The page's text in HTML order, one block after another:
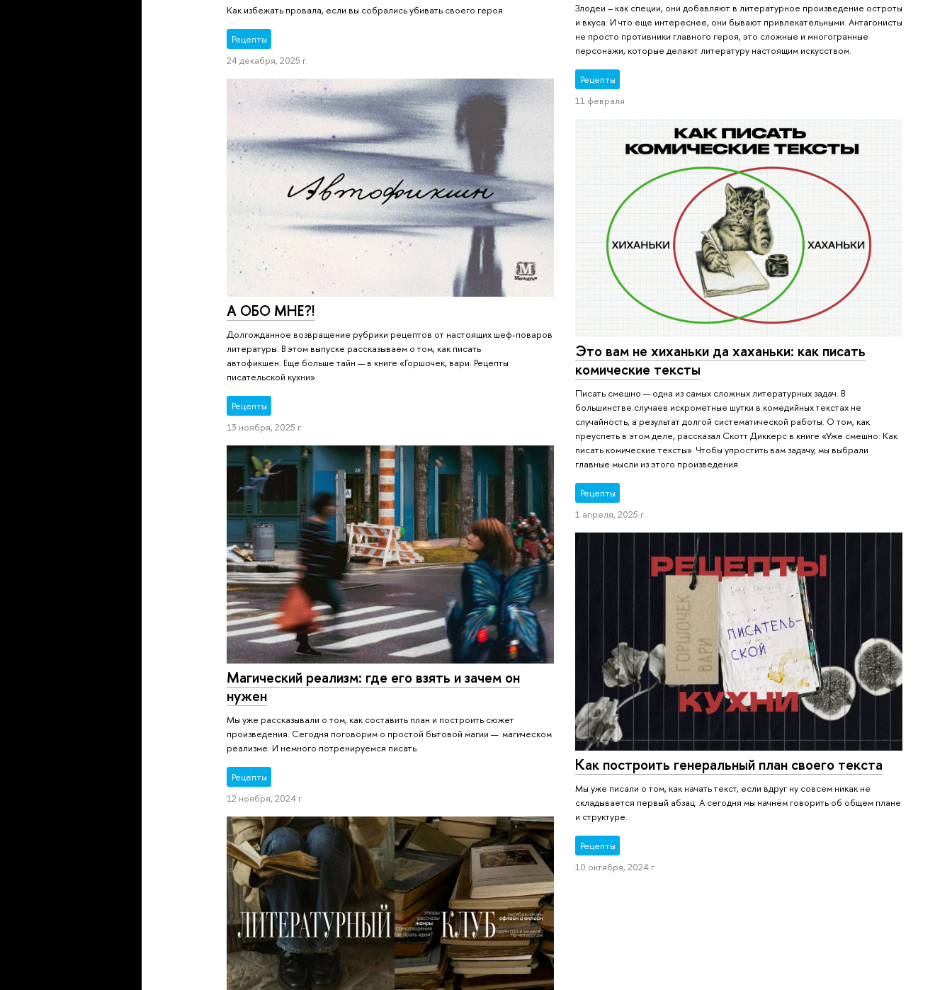
Злодеи – как специи, они добавляют в литературное произведение остроты
и вкуса. И что еще интереснее, они бывают привлекательными. Антагонисты
не просто противники главного героя, это сложные и многогранные
персонажи, которые делают литературу настоящим искусством.
Рецепты
11 февраля
Как избежать провала, если вы собрались убивать своего героя
Рецепты
24 декабря, 2025 г.
А ОБО МНЕ?!
Долгожданное возвращение рубрики рецептов от настоящих шеф-поваров
литературы. В этом выпуске рассказываем о том, как писать
автофикшен. Еще больше тайн — в книге «Горшочек, вари. Рецепты
писательской кухни»
Рецепты
13 ноября, 2025 г.
Это вам не хиханьки да хаханьки: как писать
комические тексты
Писать смешно — одна из самых сложных литературных задач. В
большинстве случаев искрометные шутки в комедийных текстах не
случайность, а результат долгой систематической работы. О том, как
преуспеть в этом деле, рассказал Скотт Диккерс в книге «Уже смешно: Как
писать комические тексты». Чтобы упростить вам задачу, мы выбрали
главные мысли из этого произведения.
Рецепты
1 апреля, 2025 г.
Магический реализм: где его взять и зачем он
нужен
Мы уже рассказывали о том, как составить план и построить сюжет
произведения. Сегодня поговорим о простой бытовой магии — магическом
реализме. И немного потренируемся писать.
Рецепты
12 ноября, 2024 г.
Как построить генеральный план своего текста
Мы уже писали о том, как начать текст, если вдруг ну совсем никак не
складывается первый абзац. А сегодня мы начнём говорить об общем плане
и структуре.
Рецепты
10 октября, 2024 г.